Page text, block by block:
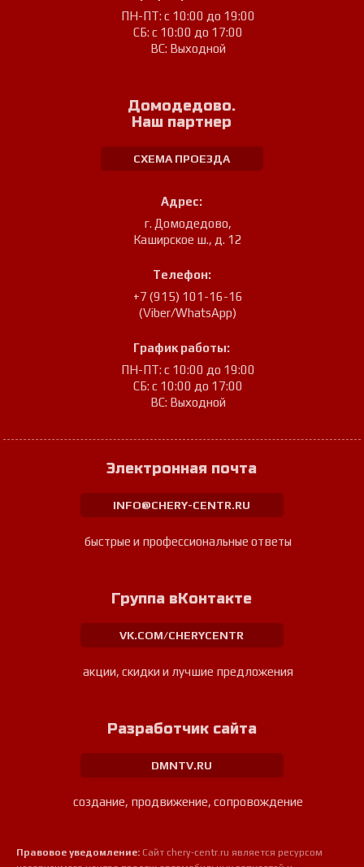
ПН-ПТ: с 10:00 до 19:00
СБ: с 10:00 до 17:00
ВС: Выходной
Домодедово.
Наш партнер
СХЕМА ПРОЕЗДА
Адрес:
г. Домодедово,
Каширское ш., д. 12
Телефон:
+7 (915) 101-16-16
(Viber/WhatsApp)
График работы:
ПН-ПТ: с 10:00 до 19:00
СБ: с 10:00 до 17:00
ВС: Выходной
Электронная почта
INFO@CHERY-CENTR.RU
быстрые и профессиональные ответы
Группа вКонтакте
VK.COM/CHERYCENTR
акции, скидки и лучшие предложения
Разработчик сайта
DMNTV.RU
создание, продвижение, сопровождение
Правовое уведомление: Сайт chery-centr.ru является ресурсом